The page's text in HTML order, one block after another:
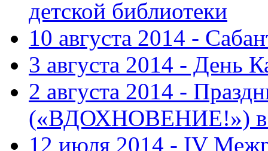
детской библиотеки
10 августа 2014 -
3 августа 2014 - День
2 августа 2014 -
(«ВДОХНОВЕНИЕ!») в
12 июля 2014 - IV